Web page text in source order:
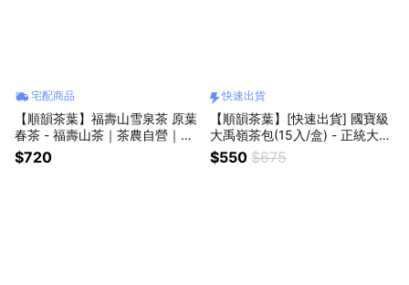
宅配商品
【順韻茶葉】福壽山雪泉茶 原葉
春茶 - 福壽山茶｜茶農自營｜通
過農藥檢驗｜產地認證茶葉｜台
灣高山茶｜青心烏龍｜高級茶葉
$720
快速出貨
【順韻茶葉】[快速出貨] 國寶級
大禹嶺茶包(15入/盒) - 正統大禹
嶺｜輕便茶包｜隨時享用高山好
茶
$550 $675